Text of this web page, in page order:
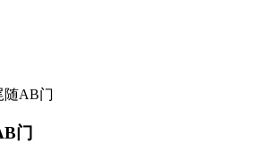
门